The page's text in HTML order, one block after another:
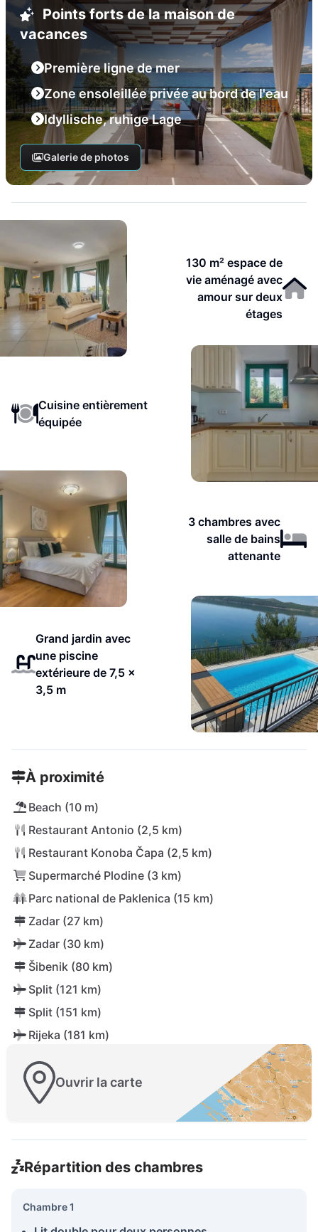
Points forts de la maison de
vacances
Première ligne de mer
Zone ensoleillée privée au bord de l'eau
Idyllische, ruhige Lage
Galerie de photos
130 m² espace de
vie aménagé avec
amour sur deux
étages
Cuisine entièrement
équipée
3 chambres avec
salle de bains
attenante
Grand jardin avec
une piscine
extérieure de 7,5 x
3,5 m
À proximité
Beach (10 m)
Restaurant Antonio (2,5 km)
Restaurant Konoba Čapa (2,5 km)
Supermarché Plodine (3 km)
Parc national de Paklenica (15 km)
Zadar (27 km)
Zadar (30 km)
Šibenik (80 km)
Split (121 km)
Split (151 km)
Rijeka (181 km)
Ouvrir la carte
Répartition des chambres
Chambre 1